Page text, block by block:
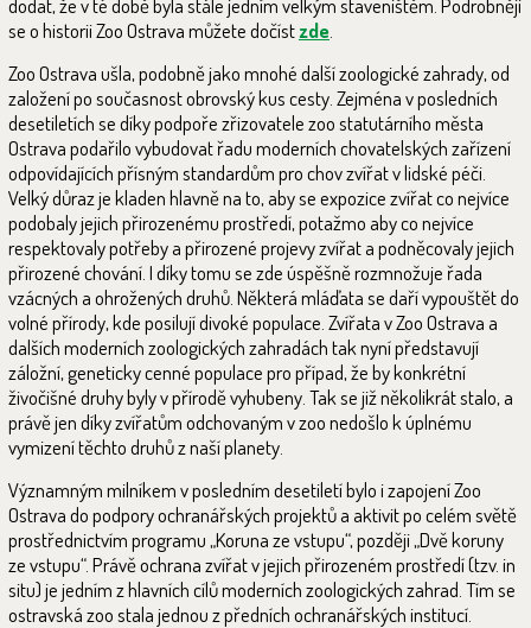
dodat, že v té době byla stále jedním velkým staveništěm. Podrobněji
se o historii Zoo Ostrava můžete dočístzde
Zoo Ostrava ušla, podobně jako mnohé další zoologické zahrady, od
založení po současnost obrovský kus cesty. Zejména v posledních
desetiletích se díky podpoře zřizovatele zoo statutárního města
Ostrava podařilo vybudovat řadu moderních chovatelských zařízení
odpovídajících přísným standardům pro chov zvířat v lidské péči.
Velký důraz je kladen hlavně na to, aby se expozice zvířat co nejvíce
podobaly jejich přirozenému prostředí, potažmo aby co nejvíce
respektovaly potřeby a přirozené projevy zvířat a podněcovaly jejich
přirozené chování. I díky tomu se zde úspěšně rozmnožuje řada
vzácných a ohrožených druhů. Některá mláďata se daří vypouštět do
volné přírody, kde posilují divoké populace. Zvířata v Zoo Ostrava a
dalších moderních zoologických zahradách tak nyní představují
záložní, geneticky cenné populace pro případ, že by konkrétní
živočišné druhy byly v přírodě vyhubeny. Tak se již několikrát stalo, a
právě jen díky zvířatům odchovaným v zoo nedošlo k úplnému
vymizení těchto druhů z naší planety.
Významným milníkem v posledním desetiletí bylo i zapojení Zoo
Ostrava do podpory ochranářských projektů a aktivit po celém světě
prostřednictvím programu „Koruna ze vstupu“, později „Dvě koruny
ze vstupu“. Právě ochrana zvířat v jejich přirozeném prostředí (tzv. in
situ) je jedním z hlavních cílů moderních zoologických zahrad. Tím se
ostravská zoo stala jednou z předních ochranářských institucí.